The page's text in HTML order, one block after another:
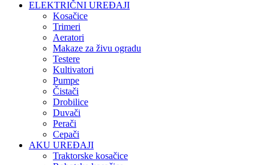
ELEKTRIČNI UREĐAJI
Kosačice
Trimeri
Aeratori
Makaze za živu ogradu
Testere
Kultivatori
Pumpe
Čistači
Drobilice
Duvači
Perači
Cepači
AKU UREĐAJI
Traktorske kosačice